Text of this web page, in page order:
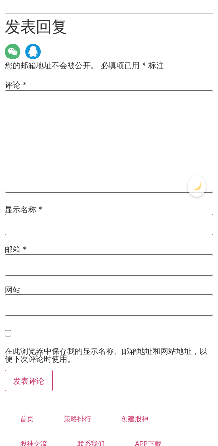
发表回复
您的邮箱地址不会被公开。 必填项已用 * 标注
评论 *
显示名称 *
邮箱 *
网站
在此浏览器中保存我的显示名称、邮箱地址和网站地址，以
便下次评论时使用。
首页 策略排行 创建股神
股神交流 联系我们 APP下载